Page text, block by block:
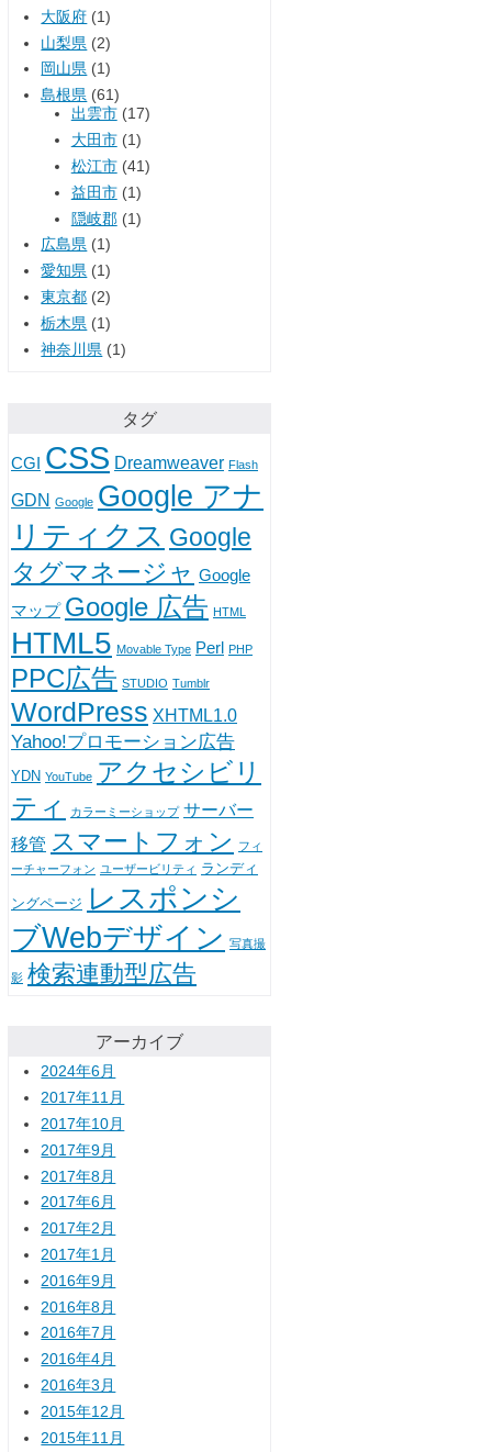
大阪府 (1)
山梨県 (2)
岡山県 (1)
島根県 (61)
出雲市(17)
大田市(1)
松江市(41)
益田市(1)
隠岐郡(1)
広島県 (1)
愛知県 (1)
東京都 (2)
栃木県 (1)
神奈川県 (1)
タグ
CGI CSS Dreamweaver Flash
GDN Google Google アナ
リティクス Google
タグマネージャ Google
マップ Google 広告 HTML
HTML5 Movable Type Perl PHP
PPC広告 STUDIO Tumblr
WordPress XHTML1.0
Yahoo!プロモーション広告
YDN YouTube アクセシビリ
ティ
カラーミーショップ サーバー
移管 スマートフォン
フィ
ーチャーフォン ユーザービリティ ランディ
ングページ レスポンシ
ブWebデザイン 写真撮
影 検索連動型広告
アーカイブ
2024年6月
2017年11月
2017年10月
2017年9月
2017年8月
2017年6月
2017年2月
2017年1月
2016年9月
2016年8月
2016年7月
2016年4月
2016年3月
2015年12月
2015年11月